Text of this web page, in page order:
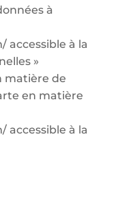
à
accessible à la
»
matière de
en matière
accessible à la